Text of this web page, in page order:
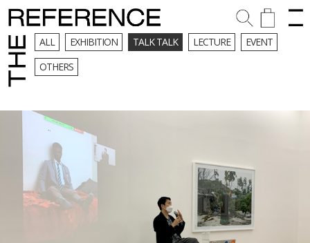
ALL EXHIBITION TALK TALK LECTURE
EVENT
OTHERS